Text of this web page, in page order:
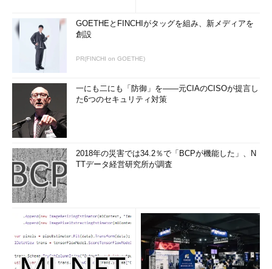
厚生労働省 前情報セキュリテ
対する意識が希薄で、備えが不十分だっ
た。組織的な危機管理体制が欠如してお
り、組織横断的、有機的な連携も足りて
おらず、迅速な対応ができなかった」（橋本氏）という反省に基
づくものだ。
厚労省自身、そして所管法人に対する監査も、これら再発防止
策の中に位置付けられている。「どういった対策が講じられてい
るかをしっかり把握することが大事。その上で、厚労省と所管法
人の連携強化の中でどのようなセキュリティ強化策が必要かを助
言するために、監査を行っていく」（橋本氏）。
同省では、政府全体としてのサイバーセキュリティ強化に向け
「まだ道半ば。意識が足りない部分、対策が徹底していない部分
は残っており、厚労省がもっと主体的に、自律的に取り組んでい
く必要がある。それにはPDCAを回していくのが不可欠で、監査
は、それらの取り組みがしっかりなされているかをチェックする
GOETHEとFINCHIがタッグを組み、新メディアを
創設
PR(FINCHI on GOETHE)
一にも二にも「防御」を――元CIAのCISOが提言し
た6つのセキュリティ対策
2018年の災害では34.2％で「BCPが機能した」、N
TTデータ経営研究所が調査